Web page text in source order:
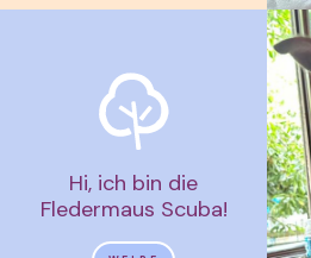
Hi, ich bin die
Fledermaus Scuba!